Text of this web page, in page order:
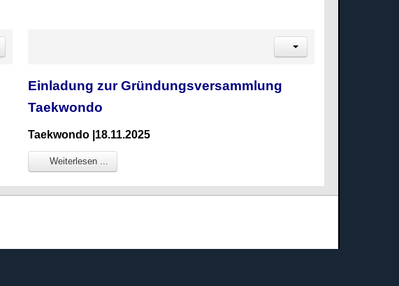
Einladung zur Gründungsversammlung
Taekwondo
Taekwondo |18.11.2025
Weiterlesen ...